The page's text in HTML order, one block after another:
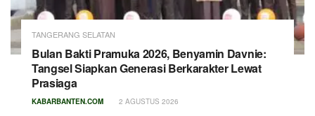
TANGERANG SELATAN
Bulan Bakti Pramuka 2026, Benyamin Davnie:
Tangsel Siapkan Generasi Berkarakter Lewat
Prasiaga
KABARBANTEN.COM 2 AGUSTUS 2026